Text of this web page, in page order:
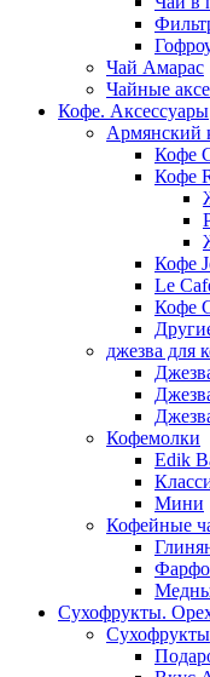
Чай Амарас
Чайные
Кофе. Аксессуары
Армянский
Кофе
Кофе
Кофе
Le
Кофе
джезва для
Кофемолки
Edik
Мини
Кофейные
Сухофрукты.
Сухофрукты